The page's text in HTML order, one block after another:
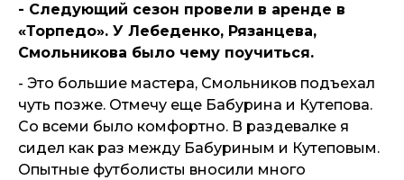
- Следующий сезон провели в аренде в
«Торпедо». У Лебеденко, Рязанцева,
Смольникова было чему поучиться.
- Это большие мастера, Смольников подъехал
чуть позже. Отмечу еще Бабурина и Кутепова.
Со всеми было комфортно. В раздевалке я
сидел как раз между Бабуриным и Кутеповым.
Опытные футболисты вносили много